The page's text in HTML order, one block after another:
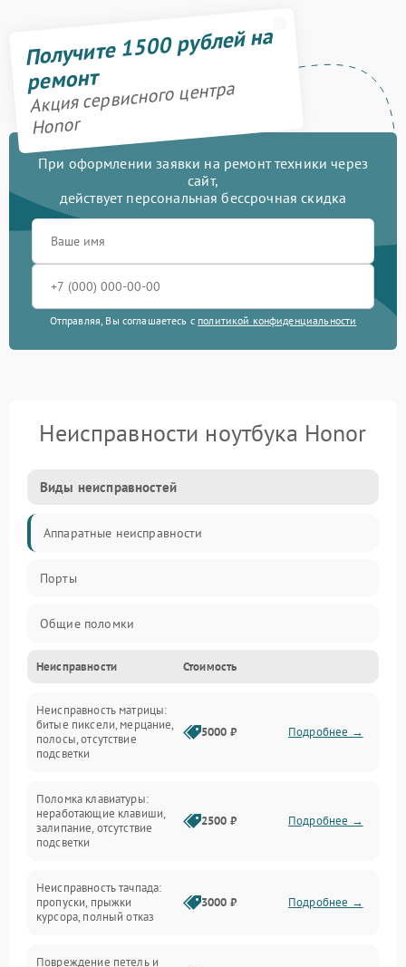
Получите 1500 рублей на
ремонт
Акция сервисного центра
Honor
При оформлении заявки на ремонт техники через
сайт,
действует персональная бессрочная скидка
Отправляя, Вы соглашаетесь с политикой конфиденциальности
Неисправности ноутбука Honor
Виды неисправностей
Аппаратные неисправности
Порты
Общие поломки
Устройства
Программные ошибки
Электрические и системные сбои
Интерфейсные проблемы
Батарея
Сеть и интернет
Неисправности Стоимость
Неисправность матрицы:
битые пиксели, мерцание,
полосы, отсутствие
подсветки
5000 ₽ Подробнее →
Поломка клавиатуры:
неработающие клавиши,
залипание, отсутствие
подсветки
2500 ₽ Подробнее →
Неисправность тачпада:
пропуски, прыжки
курсора, полный отказ
3000 ₽ Подробнее →
Повреждение петель и